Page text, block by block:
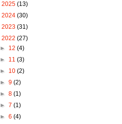
2025 (13)
2024 (30)
2023 (31)
2022 (27)
► 12 (4)
► 11 (3)
► 10 (2)
► 9 (2)
► 8 (1)
► 7 (1)
► 6 (4)